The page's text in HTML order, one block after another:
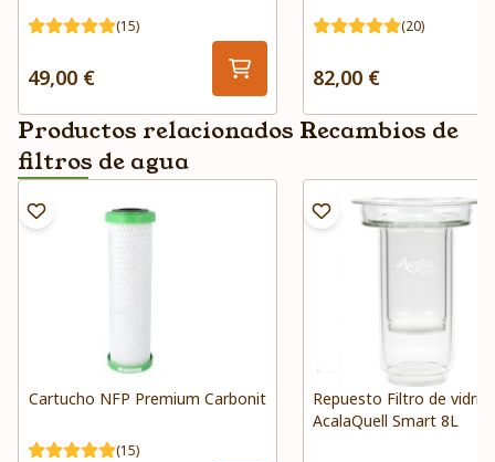
(15)
49,00 €
(20)
82,00 €
Productos relacionados Recambios de
filtros de agua
Cartucho NFP Premium Carbonit
(15)
Repuesto Filtro de vidrio
AcalaQuell Smart 8L